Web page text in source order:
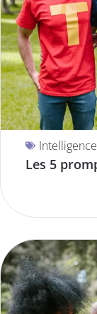
Les 5